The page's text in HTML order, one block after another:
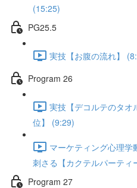
(15:25)
PG25.5
実技【お腹の流れ】
Program 26
実技【デコルテのタオ
位】 (9:29)
マーケティング心理学
刺さる【カクテルパーティ
Program 27